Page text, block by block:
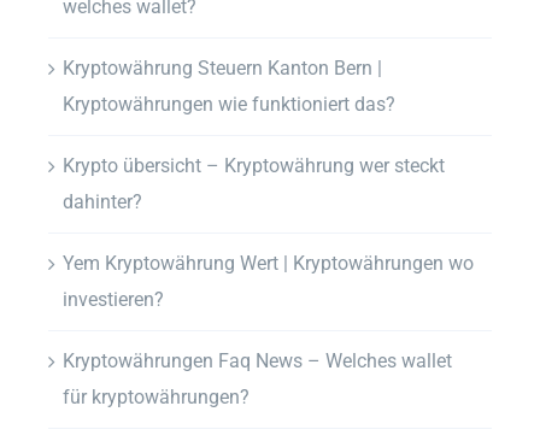
welches wallet?
Kryptowährung Steuern Kanton Bern |
Kryptowährungen wie funktioniert das?
Krypto übersicht – Kryptowährung wer steckt
dahinter?
Yem Kryptowährung Wert | Kryptowährungen wo
investieren?
Kryptowährungen Faq News – Welches wallet
für kryptowährungen?